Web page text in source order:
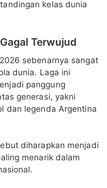
kelas dunia
Terwujud
sebenarnya sangat
dunia. Laga ini
panggung
generasi, yakni
dan legenda Argentina
diharapkan menjadi
menarik dalam